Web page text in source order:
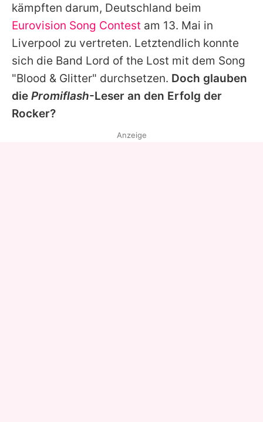
kämpften darum, Deutschland beim
Eurovision Song Contest am 13. Mai in
Liverpool zu vertreten. Letztendlich konnte
sich die Band Lord of the Lost mit dem Song
"Blood & Glitter" durchsetzen. Doch glauben
die Promiflash-Leser an den Erfolg der
Rocker?
Anzeige